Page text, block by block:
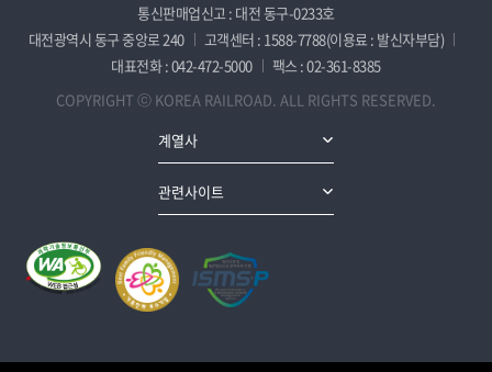
통신판매업신고 : 대전 동구-0233호
대전광역시 동구 중앙로 240
고객센터 : 1588-7788(이용료 : 발신자부담)
대표전화 : 042-472-5000
팩스 : 02-361-8385
COPYRIGHT ⓒ KOREA RAILROAD. ALL RIGHTS RESERVED.
계열사
관련사이트